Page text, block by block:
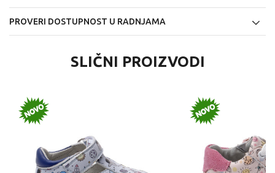
PROVERI DOSTUPNOST U RADNJAMA
SLIČNI PROIZVODI